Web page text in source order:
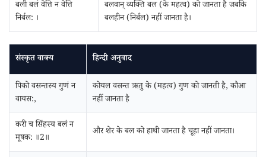
बली बलं वेत्ति न वेत्ति
निर्बल: ।
बलवान् व्यक्ति बल (के महत्व) को जानता है जबकि
बलहीन (निर्बल) नहीं जानता है।
संस्कृत वाक्य हिन्दी अनुवाद
पिको वसन्तस्य गुणं न
वायस:,
कोयल वसन्त ऋतु के (महत्व) गुण को जानती है, कौआ
नहीं जानता है
करी च सिंहस्य बलं न
मूषक: ॥2॥
और शेर के बल को हाथी जानता है चूहा नहीं जानता।